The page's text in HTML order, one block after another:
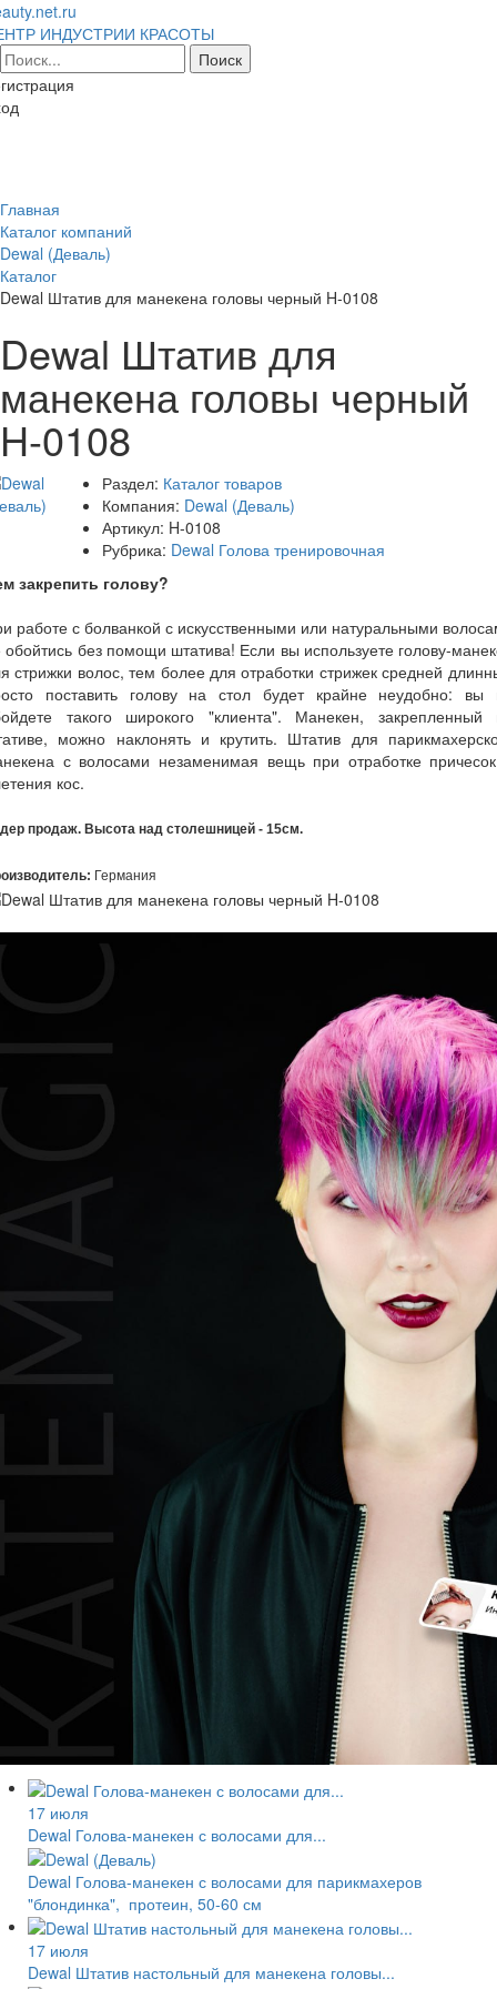
ИНДУСТРИИ КРАСОТЫ
Главная
Каталог компаний
Dewal (Деваль)
Каталог
Dewal Штатив для манекена головы черный H-0108
Dewal Штатив для
манекена головы черный
H-0108
Раздел: Каталог товаров
Компания: Dewal (Деваль)
Артикул: H-0108
Рубрика: Dewal Голова тренировочная
закрепить голову?
работе с болванкой с искусственными или натуральными
обойтись без помощи штатива! Если вы используете голову-
стрижки волос, тем более для отработки стрижек средней
поставить голову на стол будет крайне неудобно: вы
такого широкого "клиента". Манекен, закрепленный
можно наклонять и крутить. Штатив для
с волосами незаменимая вещь при отработке
кос.
продаж. Высота над столешницей - 15см.
Германия
17 июля
Dewal Голова-манекен с волосами для...
Dewal Голова-манекен с волосами для парикмахеров
"блондинка", протеин, 50-60 см
17 июля
Dewal Штатив настольный для манекена головы...